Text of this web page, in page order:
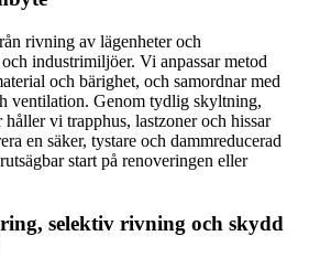
rivning av lägenheter och
industrimiljöer. Vi anpassar metod
och bärighet, och samordnar med
ventilation. Genom tydlig skyltning,
håller vi trapphus, lastzoner och hissar
en säker, tystare och dammreducerad
start på renoveringen eller
selektiv rivning och skydd